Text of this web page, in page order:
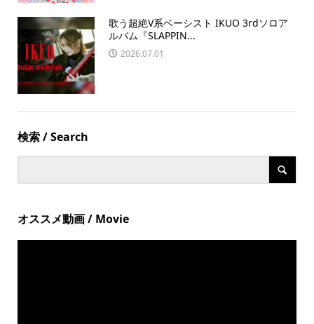
歌う超絶V系ベーシスト IKUO 3rdソロア
ルバム『SLAPPIN...
2026.07.01
検索 / Search
オススメ動画 / Movie